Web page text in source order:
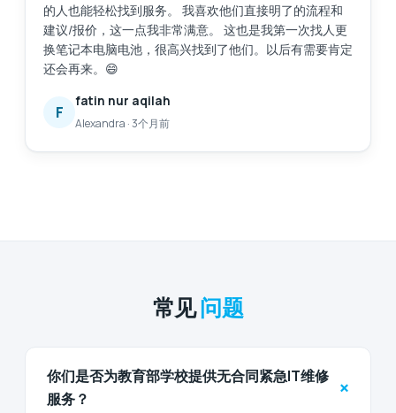
的人也能轻松找到服务。 我喜欢他们直接明了的流程和
建议/报价，这一点我非常满意。 这也是我第一次找人更
换笔记本电脑电池，很高兴找到了他们。以后有需要肯定
还会再来。😄
F
fatin nur aqilah
Alexandra ·3个月前
常见问题
你们是否为教育部学校提供无合同紧急IT维修
服务？
+